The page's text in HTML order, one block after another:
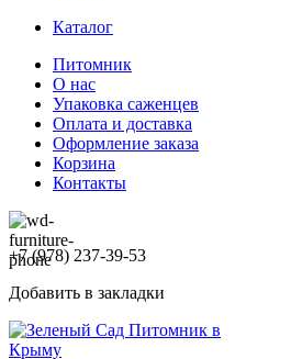
Каталог
Питомник
О нас
Упаковка саженцев
Оплата и доставка
Оформление заказа
Корзина
Контакты
+7 (978) 237-39-53
Добавить в закладки